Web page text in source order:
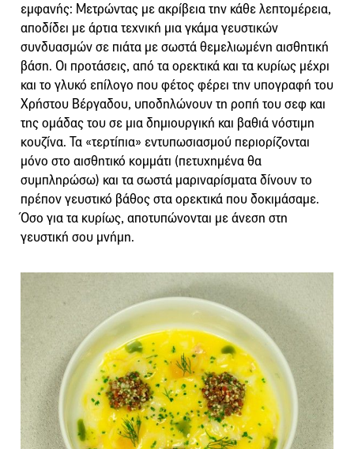
εμφανής: Mετρώντας με ακρίβεια την κάθε λεπτομέρεια,
αποδίδει με άρτια τεχνική μια γκάμα γευστικών
συνδυασμών σε πιάτα με σωστά θεμελιωμένη αισθητική
βάση. Οι προτάσεις, από τα ορεκτικά και τα κυρίως μέχρι
και το γλυκό επίλογο που φέτος φέρει την υπογραφή του
Χρήστου Βέργαδου, υποδηλώνουν τη ροπή του σεφ και
της ομάδας του σε μια δημιουργική και βαθιά νόστιμη
κουζίνα. Τα «τερτίπια» εντυπωσιασμού περιορίζονται
μόνο στο αισθητικό κομμάτι (πετυχημένα θα
συμπληρώσω) και τα σωστά μαριναρίσματα δίνουν το
πρέπον γευστικό βάθος στα ορεκτικά που δοκιμάσαμε.
Όσο για τα κυρίως, αποτυπώνονται με άνεση στη
γευστική σου μνήμη.